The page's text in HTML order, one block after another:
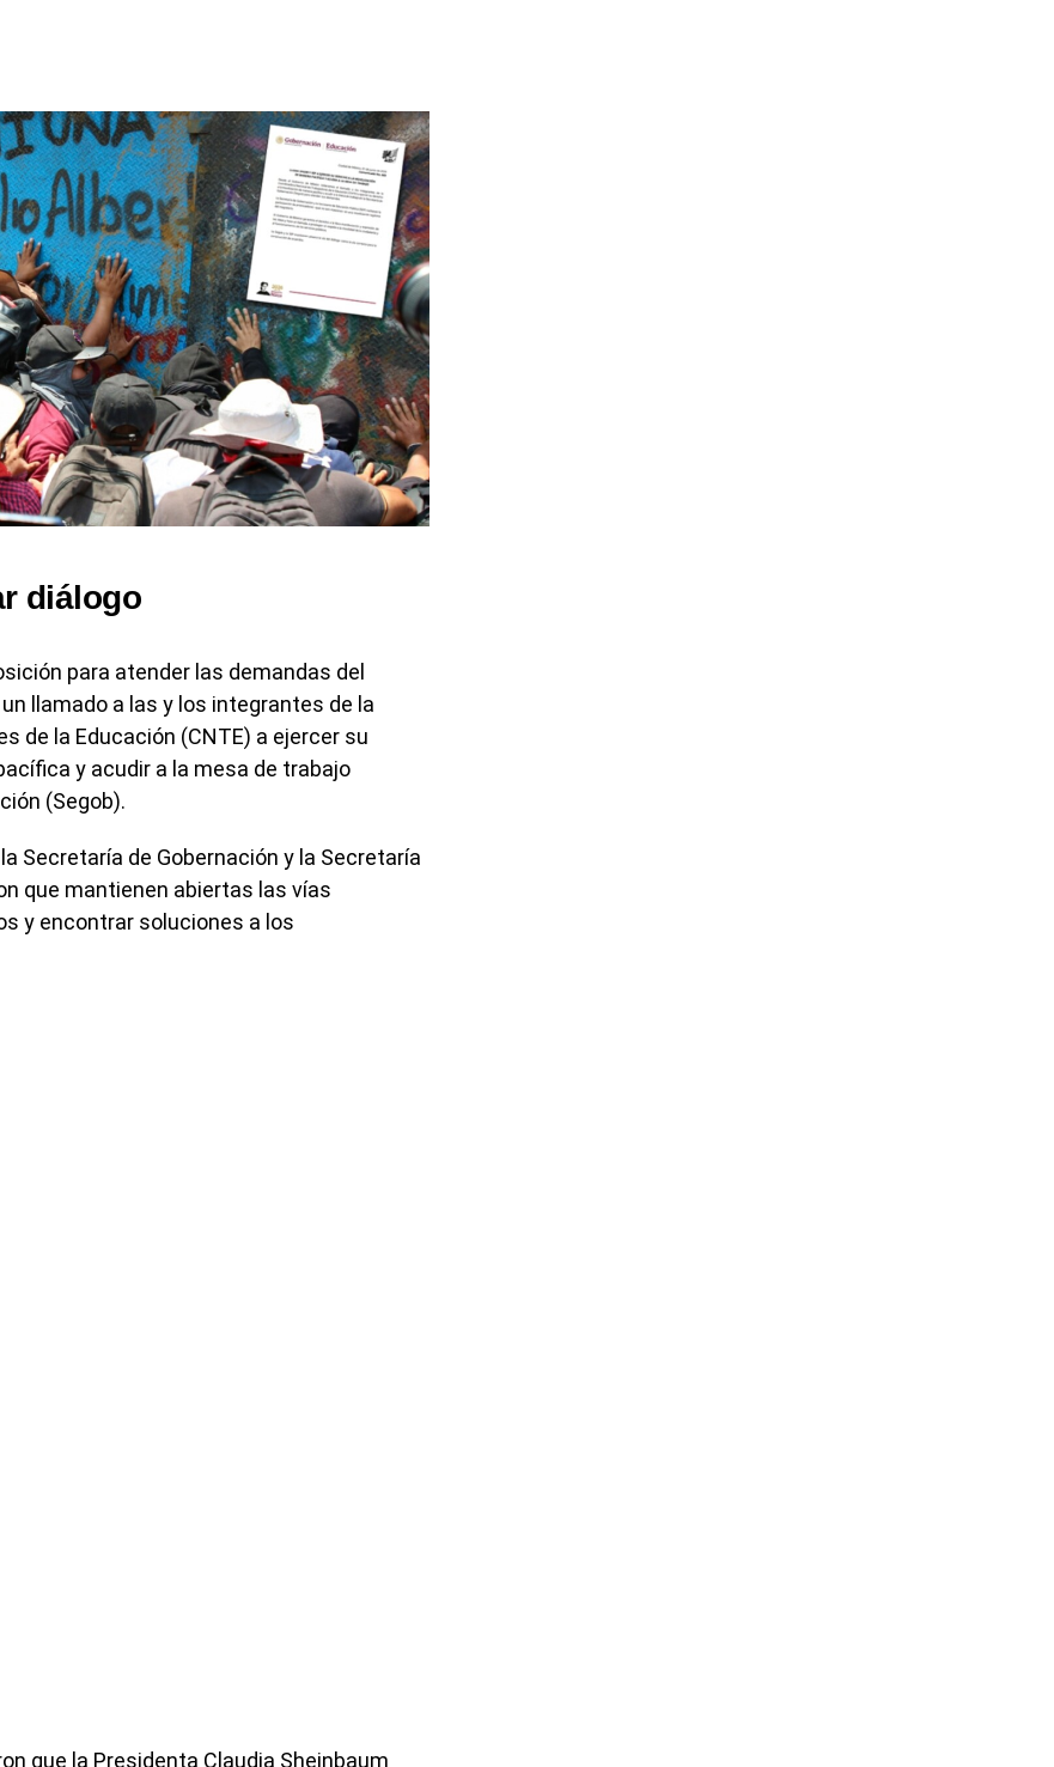
diálogo
para atender las demandas del
llamado a las y los integrantes de la
de la Educación (CNTE) a ejercer su
y acudir a la mesa de trabajo
(Segob).
Secretaría de Gobernación y la Secretaría
que mantienen abiertas las vías
y encontrar soluciones a los
que la Presidenta Claudia Sheinbaum